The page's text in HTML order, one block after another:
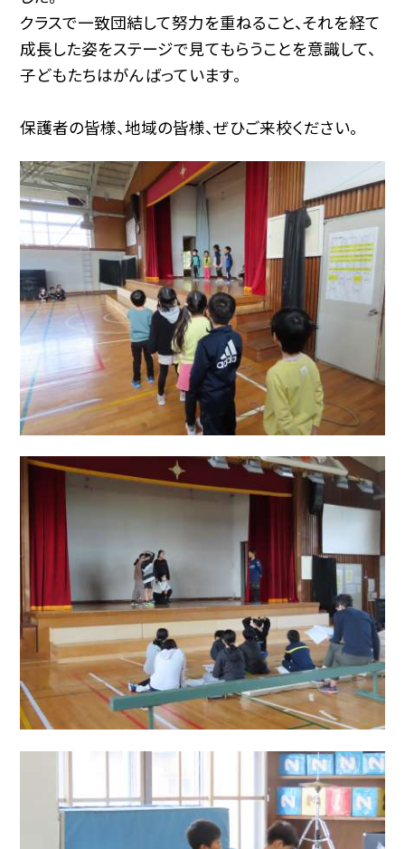
クラスで一致団結して努力を重ねること、それを経て
成長した姿をステージで見てもらうことを意識して、
子どもたちはがんばっています。
保護者の皆様、地域の皆様、ぜひご来校ください。